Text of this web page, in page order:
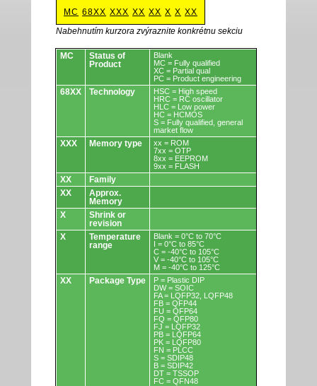
MC 68XX XXX XX XX X X XX
Nabehnutím kurzora zvýraznite konkrétnu sekciu
Obvody.
MC
Status of
Product
Blank
MC = Fully qualified
XC = Partial qual
PC = Product engineering
68XX Technology
HSC = High speed
HRC = RC oscillator
HLC = Low power
HC = HCMOS
S = Fully qualified, general
market flow
XXX Memory type
xx = ROM
7xx = OTP
8xx = EEPROM
9xx = FLASH
XX
Family
XX
Approx.
Memory
X
Shrink or
revision
X
Temperature
range
Blank = 0°C to 70°C
I = 0°C to 85°C
C = -40°C to 105°C
V = -40°C to 105°C
M = -40°C to 125°C
XX Package Type
P = Plastic DIP
DW = SOIC
FA = LQFP32, LQFP48
FB = QFP44
FU = QFP64
FQ = QFP80
FJ = LQFP32
PB = LQFP64
PK = LQFP80
FN = PLCC
S = SDIP48
B = SDIP42
DT = TSSOP
FC = QFN48